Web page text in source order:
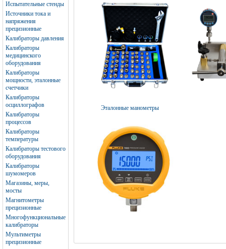
Испытательные стенды
Источники тока и
напряжения
прецизионные
Калибраторы давления
Калибраторы
медицинского
оборудования
Калибраторы
мощности, эталонные
счетчики
Калибраторы
осциллографов
Калибраторы
процессов
Калибраторы
температуры
Калибраторы тестового
оборудования
Калибраторы
шумомеров
Магазины, меры,
мосты
Магнитометры
прецизионные
Многофункциональные
калибраторы
Мультиметры
прецизионные
Эталонные манометры